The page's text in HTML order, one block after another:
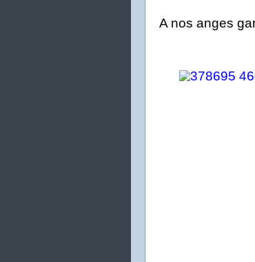
A nos anges